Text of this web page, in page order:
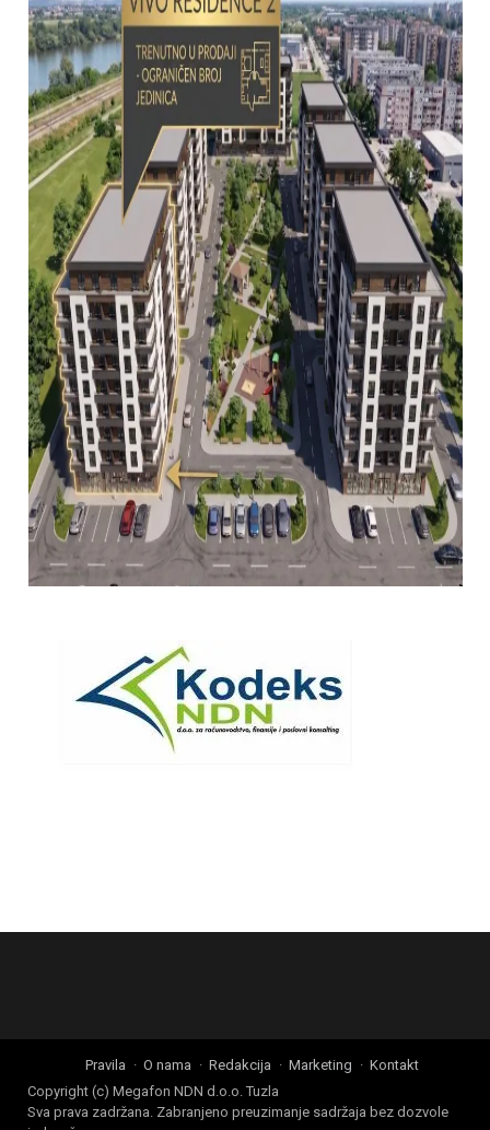
Pravila O nama Redakcija Marketing
Kontakt
Copyright (c) Megafon NDN d.o.o. Tuzla
Sva prava zadržana. Zabranjeno preuzimanje sadržaja bez dozvole